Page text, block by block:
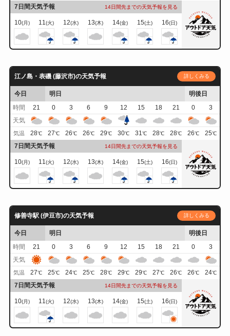
7日間天気予報 14日間先までの天気予報を見る
10(月) 11(火) 12(水) 13(木) 14(金) 15(土) 16(日)
江ノ島・表磯 (藤沢市)の天気予報 詳しくみる
今日 明日
明後日
時間
21 0 3 6 9 12 15 18 21 0
3
天気
気温 28℃ 27℃ 26℃ 26℃ 29℃ 30℃ 31℃ 28℃ 28℃ 26℃ 25℃
7日間天気予報 14日間先までの天気予報を見る
10(月) 11(火) 12(水) 13(木) 14(金) 15(土) 16(日)
修善寺駅 (伊豆市)の天気予報 詳しくみる
今日 明日
明後日
時間
21 0 3 6 9 12 15 18 21 0
3
天気
気温 27℃ 25℃ 24℃ 25℃ 28℃ 29℃ 29℃ 27℃ 26℃ 26℃ 24℃
7日間天気予報 14日間先までの天気予報を見る
10(月) 11(火) 12(水) 13(木) 14(金) 15(土) 16(日)